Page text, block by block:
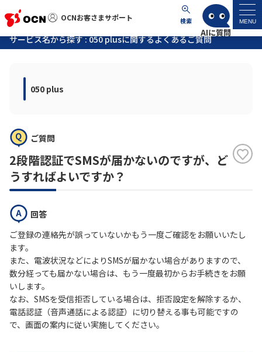
OCNお客さまサポート 検索 MENU
OCNお客さまサポート
マイページ
サポートトップ
よくあるご質問
工事・故障情報
お問い合わせ
お知らせ
サービス名から探す : 050 plusに関するよくあるご質問
050 plus
ご質問
2段階認証でSMSが届かないのですが、ど
うすればよいですか？
回答
ご登録の連絡先が誤っていないかもう一度ご確認をお願いいたし
ます。
また、電波状況などによりSMSが届かない場合がありますので、
数分経っても届かない場合は、もう一度最初からお手続きをお願
いします。
なお、SMSを受信拒否している場合は、拒否設定を解除するか、
電話認証（音声通話による認証）に切り替える事も可能ですの
で、画面の案内に従い実施してください。